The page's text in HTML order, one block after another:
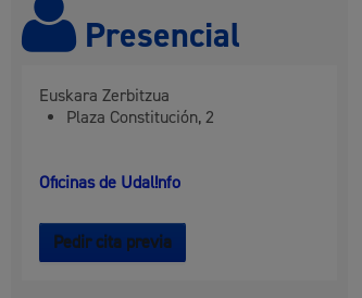
Presencial
Euskara Zerbitzua
Plaza Constitución, 2
Oficinas de Udal!nfo
Pedir cita previa